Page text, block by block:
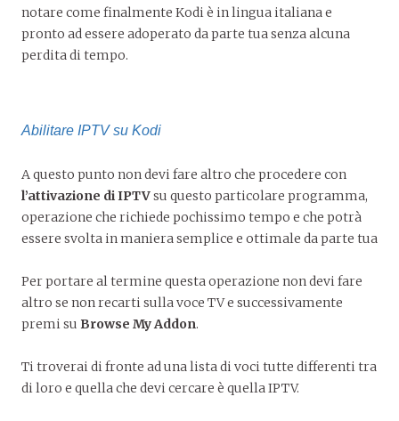
notare come finalmente Kodi è in lingua italiana e
pronto ad essere adoperato da parte tua senza alcuna
perdita di tempo.
Abilitare IPTV su Kodi
A questo punto non devi fare altro che procedere con
l’attivazione di IPTVsu questo particolare programma,
operazione che richiede pochissimo tempo e che potrà
essere svolta in maniera semplice e ottimale da parte tua
Per portare al termine questa operazione non devi fare
altro se non recarti sulla voce TV e successivamente
premi su Browse My Addon.
Ti troverai di fronte ad una lista di voci tutte differenti tra
di loro e quella che devi cercare è quella IPTV.